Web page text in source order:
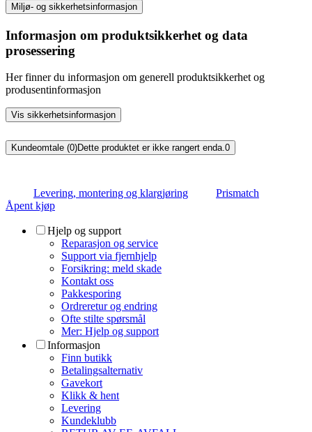
Miljø- og sikkerhetsinformasjon
Informasjon om produktsikkerhet og data
prosessering
Her finner du informasjon om generell produktsikkerhet og
produsentinformasjon
Vis sikkerhetsinformasjon
Kundeomtale (0)Dette produktet er ikke rangert enda.0
Levering, montering og klargjøring
Prismatch
Åpent kjøp
Hjelp og support
Reparasjon og service
Support via fjernhjelp
Forsikring: meld skade
Kontakt oss
Pakkesporing
Ordreretur og endring
Ofte stilte spørsmål
Mer: Hjelp og support
Informasjon
Finn butikk
Betalingsalternativ
Gavekort
Klikk & hent
Levering
Kundeklubb